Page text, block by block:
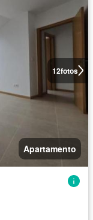
12fotos
Apartamento